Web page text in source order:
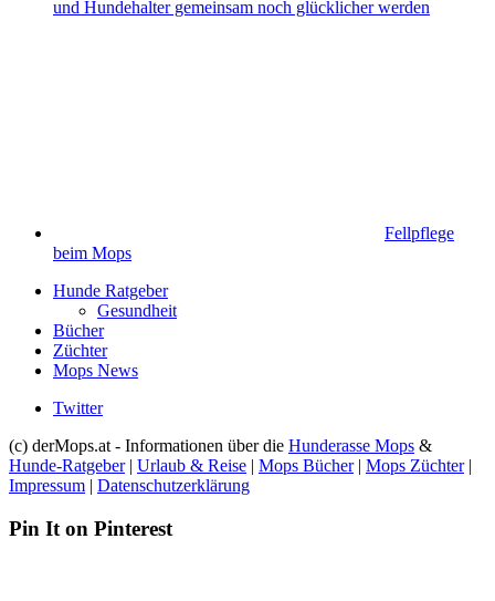
und Hundehalter gemeinsam noch glücklicher werden
Fellpflege
beim Mops
Hunde Ratgeber
Gesundheit
Bücher
Züchter
Mops News
Twitter
(c) derMops.at - Informationen über die Hunderasse Mops &
Hunde-Ratgeber| Urlaub & Reise | Mops Bücher| Mops Züchter|
Impressum | Datenschutzerklärung
Pin It on Pinterest